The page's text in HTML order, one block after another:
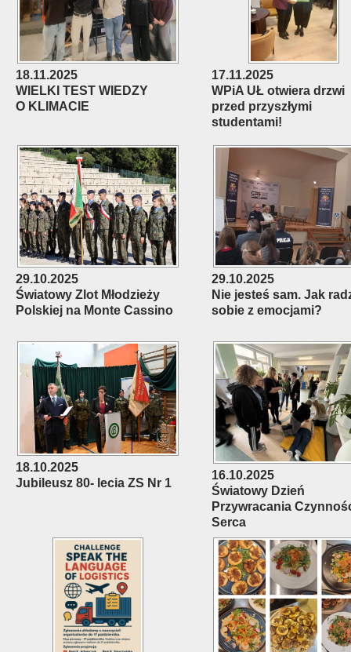
18.11.2025
WIELKI TEST WIEDZY
O KLIMACIE
17.11.2025
WPiA UŁ otwiera drzwi
przed przyszłymi
studentami!
29.10.2025
Światowy Zlot Młodzieży
Polskiej na Monte Cassino
29.10.2025
Nie jesteś sam. Jak
sobie z emocjami?
18.10.2025
Jubileusz 80- lecia ZS Nr 1
16.10.2025
Światowy Dzień
Przywracania
Serca